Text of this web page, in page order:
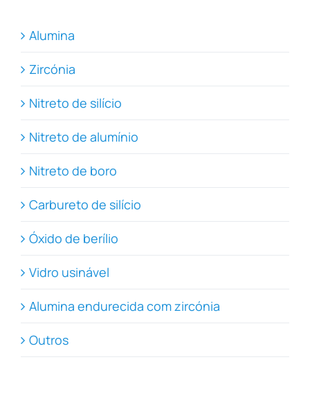
Alumina
Zircónia
Nitreto de silício
Nitreto de alumínio
Nitreto de boro
Carbureto de silício
Óxido de berílio
Vidro usinável
Alumina endurecida com zircónia
Outros